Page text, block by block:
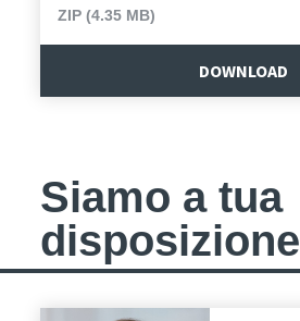
ZIP (4.35 MB)
DOWNLOAD
Siamo a tua
disposizione